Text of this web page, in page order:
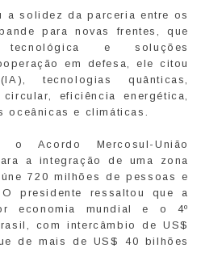
a solidez da parceria entre os
para novas frentes, que
tecnológica e soluções
em defesa, ele citou
tecnologias quânticas,
eficiência energética,
oceânicas e climáticas.
o Acordo Mercosul-União
a integração de uma zona
720 milhões de pessoas e
presidente ressaltou que a
economia mundial e o 4º
com intercâmbio de US$
de mais de US$ 40 bilhões